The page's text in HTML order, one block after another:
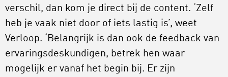
verschil, dan kom je direct bij de content. ‘Zelf
heb je vaak niet door of iets lastig is’, weet
Verloop. ‘Belangrijk is dan ook de feedback van
ervaringsdeskundigen, betrek hen waar
mogelijk er vanaf het begin bij. Er zijn